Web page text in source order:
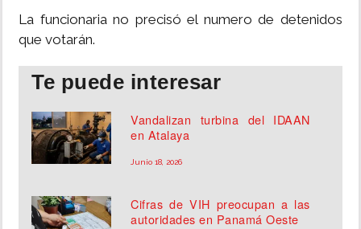
La funcionaria no precisó el numero de detenidos
que votarán.
Te puede interesar
Vandalizan turbina del IDAAN
en Atalaya
Junio 18, 2026
Cifras de VIH preocupan a las
autoridades en Panamá Oeste